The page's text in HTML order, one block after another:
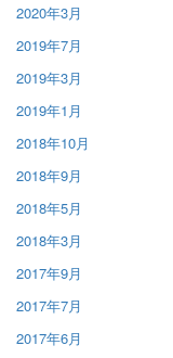
2020年3月
2019年7月
2019年3月
2019年1月
2018年10月
2018年9月
2018年5月
2018年3月
2017年9月
2017年7月
2017年6月